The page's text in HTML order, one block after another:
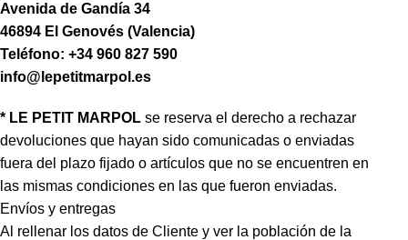
Avenida de Gandía 34
46894 El Genovés (Valencia)
Teléfono: +34 960 827 590
info@lepetitmarpol.es
* LE PETIT MARPOL se reserva el derecho a rechazar
devoluciones que hayan sido comunicadas o enviadas
fuera del plazo fijado o artículos que no se encuentren en
las mismas condiciones en las que fueron enviadas.
Envíos y entregas
Al rellenar los datos de Cliente y ver la población de la